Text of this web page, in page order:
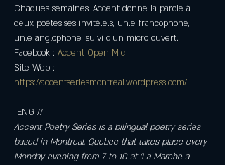
Chaques semaines, Accent donne la parole à
deux poètes.ses invité.e.s, un.e francophone,
un.e anglophone, suivi d’un micro ouvert.
Facebook : Accent Open Mic
Site Web :
https://accentseriesmontreal.wordpress.com/
Accent Poetry Series is a bilingual poetry series
based in Montreal, Quebec that takes place every
Monday evening from 7 to 10 at 'La Marche a